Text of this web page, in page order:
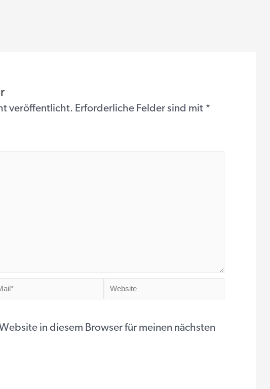
veröffentlicht. Erforderliche Felder sind mit *
Website
in diesem Browser für meinen nächsten